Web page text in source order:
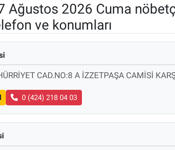
Ağustos 2026 Cuma
ve konumları
CAD.NO:8 A İZZETPAŞA CAMİSİ
0 (424) 218 04 03